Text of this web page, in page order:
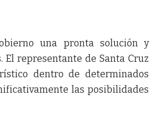
una pronta solución y
representante de Santa Cruz
dentro de determinados
las posibilidades